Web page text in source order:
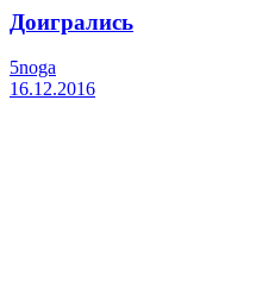
Доигрались
5noga
16.12.2016